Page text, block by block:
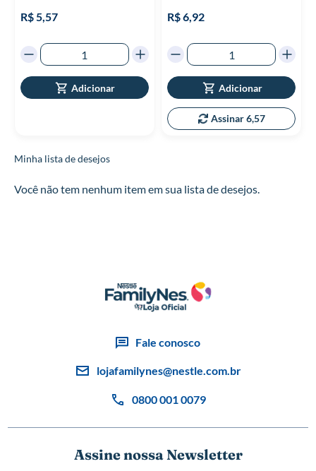
R$ 5,57
Adicionar
R$ 6,92
Adicionar
Assinar 6,57
Minha lista de desejos
Você não tem nenhum item em sua lista de desejos.
Fale conosco
lojafamilynes@nestle.com.br
0800 001 0079
Assine nossa Newsletter